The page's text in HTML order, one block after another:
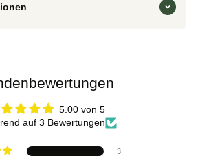
5.00 von 5
auf 3 Bewertungen
3